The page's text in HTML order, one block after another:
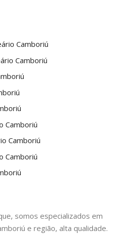
Camboriú
Camboriú
Camboriú
Camboriú
Camboriú
somos especializados em
e região, alta qualidade.